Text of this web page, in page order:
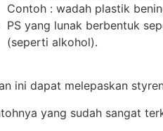
Contoh : wadah plastik
PS yang lunak berbentuk
(seperti alkohol).
ini dapat melepaskan
yang sudah sangat